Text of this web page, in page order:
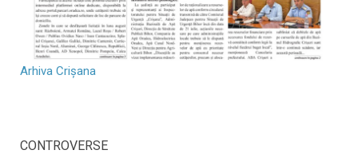
Arhiva Crișana
CONTROVERSE